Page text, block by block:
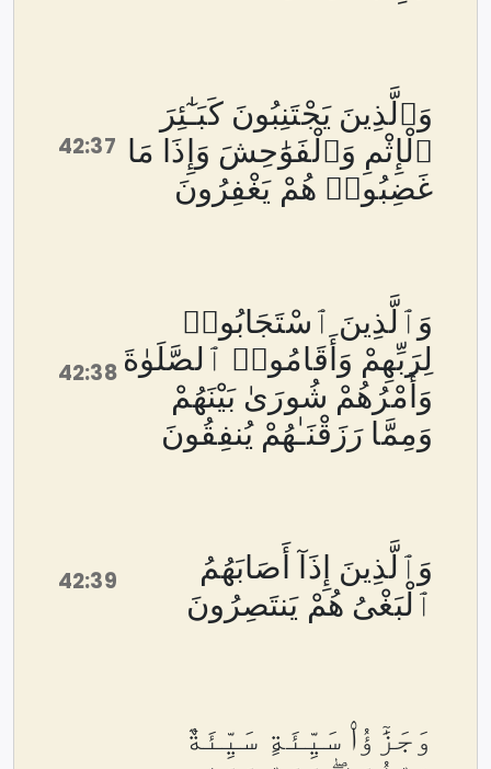
42:37
وَٱلَّذِينَ يَجْتَنِبُونَ كَبَـٰٓئِرَ
ٱلْإِثْمِ وَٱلْفَوَٰحِشَ وَإِذَا مَا
غَضِبُوا۟ هُمْ يَغْفِرُونَ
42:38
وَٱلَّذِينَ ٱسْتَجَابُوا۟
لِرَبِّهِمْ وَأَقَامُوا۟ ٱلصَّلَوٰةَ
وَأَمْرُهُمْ شُورَىٰ بَيْنَهُمْ
وَمِمَّا رَزَقْنَـٰهُمْ يُنفِقُونَ
42:39
وَٱلَّذِينَ إِذَآ أَصَابَهُمُ
ٱلْبَغْىُ هُمْ يَنتَصِرُونَ
وَجَزَٰٓؤُا۟ سَيِّئَةٍ سَيِّئَةٌ